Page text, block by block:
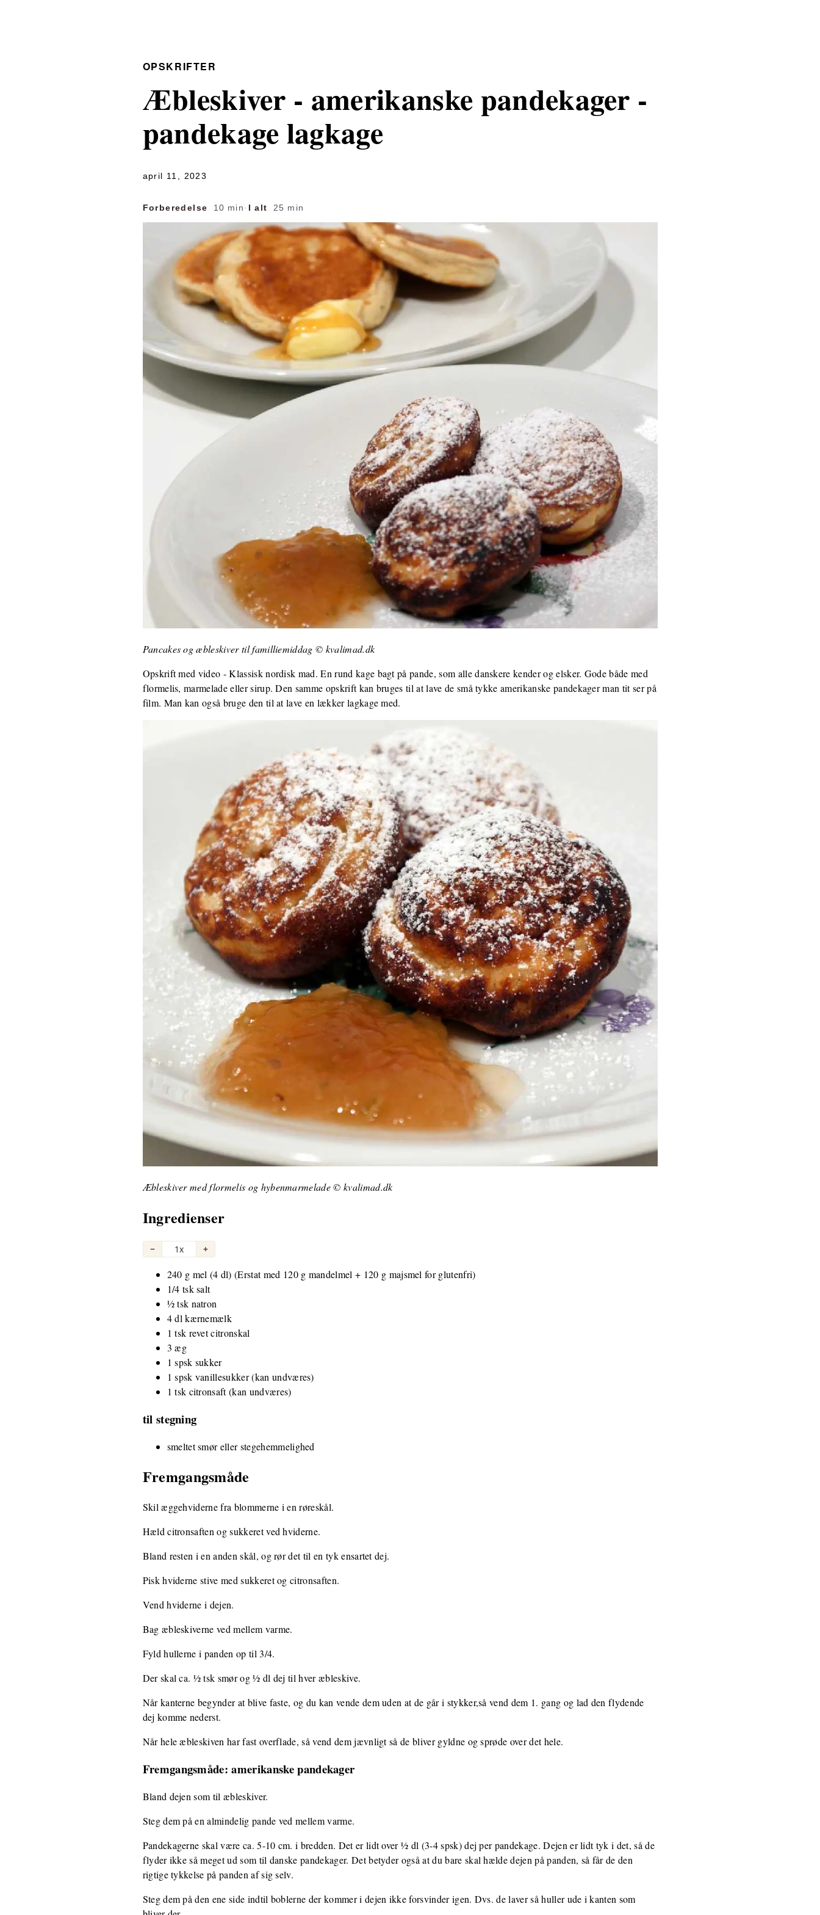
OPSKRIFTER
Æbleskiver - amerikanske pandekager -
pandekage lagkage
april 11, 2023
Forberedelse 10 min · I alt 25 min
Pancakes og æbleskiver til familliemiddag © kvalimad.dk
Opskrift med video - Klassisk nordisk mad. En rund kage bagt på pande, som alle danskere kender og elsker. Gode både med
flormelis, marmelade eller sirup. Den samme opskrift kan bruges til at lave de små tykke amerikanske pandekager man tit ser på
film. Man kan også bruge den til at lave en lækker lagkage med.
Æbleskiver med flormelis og hybenmarmelade © kvalimad.dk
Ingredienser
− 1x +
240 g mel (4 dl) (Erstat med 120 g mandelmel + 120 g majsmel for glutenfri)
1/4 tsk salt
½ tsk natron
4 dl kærnemælk
1 tsk revet citronskal
3 æg
1 spsk sukker
1 spsk vanillesukker (kan undværes)
1 tsk citronsaft (kan undværes)
til stegning
smeltet smør eller stegehemmelighed
Fremgangsmåde
Skil æggehviderne fra blommerne i en røreskål.
Hæld citronsaften og sukkeret ved hviderne.
Bland resten i en anden skål, og rør det til en tyk ensartet dej.
Pisk hviderne stive med sukkeret og citronsaften.
Vend hviderne i dejen.
Bag æbleskiverne ved mellem varme.
Fyld hullerne i panden op til 3/4.
Der skal ca. ½ tsk smør og ½ dl dej til hver æbleskive.
Når kanterne begynder at blive faste, og du kan vende dem uden at de går i stykker,så vend dem 1. gang og lad den flydende
dej komme nederst.
Når hele æbleskiven har fast overflade, så vend dem jævnligt så de bliver gyldne og sprøde over det hele.
Fremgangsmåde: amerikanske pandekager
Bland dejen som til æbleskiver.
Steg dem på en almindelig pande ved mellem varme.
Pandekagerne skal være ca. 5-10 cm. i bredden. Det er lidt over ½ dl (3-4 spsk) dej per pandekage. Dejen er lidt tyk i det, så de
flyder ikke så meget ud som til danske pandekager. Det betyder også at du bare skal hælde dejen på panden, så får de den
rigtige tykkelse på panden af sig selv.
Steg dem på den ene side indtil boblerne der kommer i dejen ikke forsvinder igen. Dvs. de laver så huller ude i kanten som